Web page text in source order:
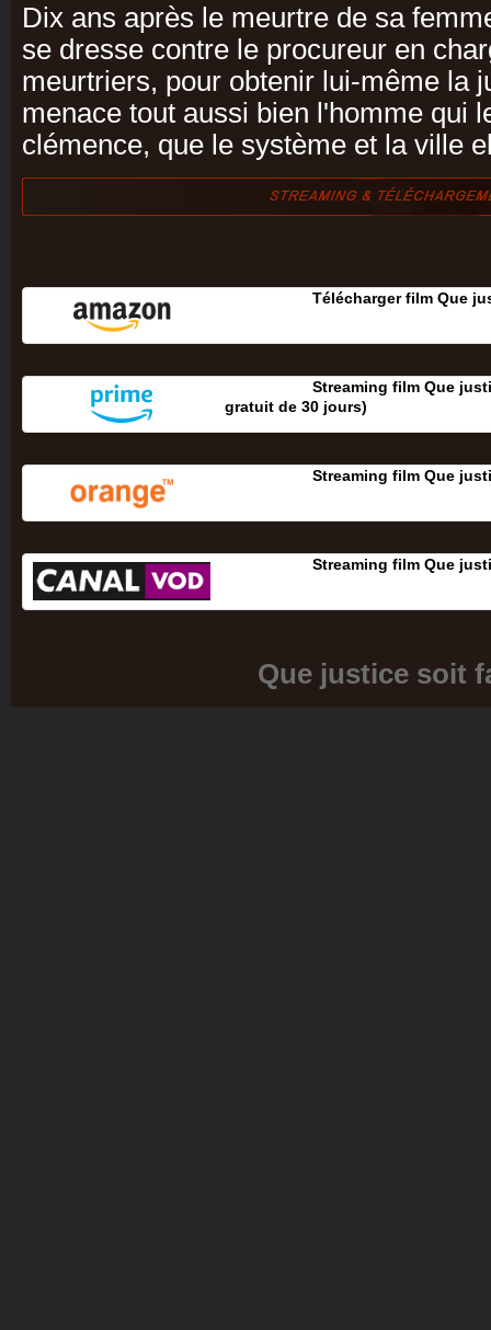
Dix ans après le meurtre de sa
se dresse contre le procureur en
meurtriers, pour obtenir lui-même la
menace tout aussi bien l'homme qui
clémence, que le système et la ville
Télécharger film Que
Streaming film Que
gratuit de 30 jours‎)
Streaming film Que
Streaming film Que
Que justice soit